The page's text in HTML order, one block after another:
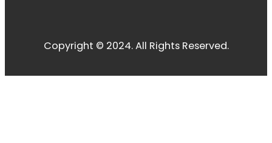
Copyright © 2024. All Rights Reserved.